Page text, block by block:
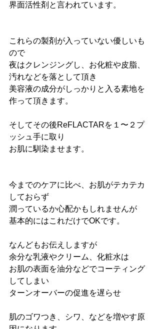
界面活性剤と言われています。
これらの製剤が入っていない優しいも
ので
夜はクレンジングし、お化粧や皮脂、
汚れなどを落として頂き
美容液の成分がしっかりと入る素地を
作って頂きます。
そしてその後ReFLACTARを１〜２プ
ッシュ手に取り
お肌に馴染ませます。
今までのケアに比べ、お肌がテカテカ
しておらず
潤っているか心配かもしれませんが
基本的にはこれだけでOKです。
なんどもお伝えしますが
余分な乳液やクリーム、化粧水は
お肌の表面を油分などでコーティング
してしまい
ターンオーバーの促進を遅らせ
肌のゴワつき、シワ、などを増やす原